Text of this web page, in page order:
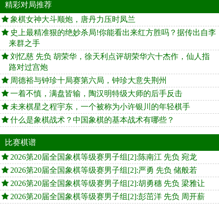
精彩对局推荐
象棋女神大斗顺炮，唐丹力压时凤兰
史上最精准狠的绝妙杀局!你能看出来红方胜吗？据传出自李
来群之手
刘忆慈 先负 胡荣华，徐天利点评胡荣华六十杰作，仙人指
路对过宫炮
周德裕与钟珍十局赛第六局，钟珍大意失荆州
一着不慎，满盘皆输，陶汉明特级大师的后手反击
未来棋星之程宇东，一个被称为小许银川的年轻棋手
什么是象棋战术？中国象棋的基本战术有哪些？
比赛棋谱
2026第20届全国象棋等级赛男子组[2]:陈南江 先负 宛龙
2026第20届全国象棋等级赛男子组[2]:严勇 先负 储般若
2026第20届全国象棋等级赛男子组[2]:胡勇穗 先负 梁雅让
2026第20届全国象棋等级赛男子组[2]:彭茁洋 先负 周开薪